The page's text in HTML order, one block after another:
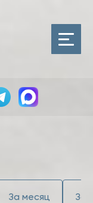
За месяц За